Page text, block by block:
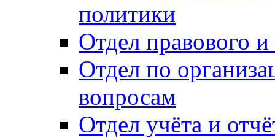
политики
Отдел правового
Отдел по
вопросам
Отдел учёта и